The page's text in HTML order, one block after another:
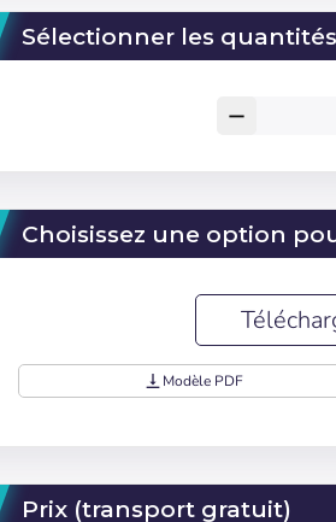
Sélectionner les quantités
remove
Choisissez une option
vertical_align_bottom Modèle PDF
Prix (transport gratuit)